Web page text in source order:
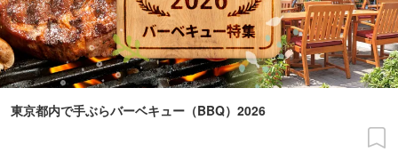
東京都内で手ぶらバーベキュー（BBQ）2026